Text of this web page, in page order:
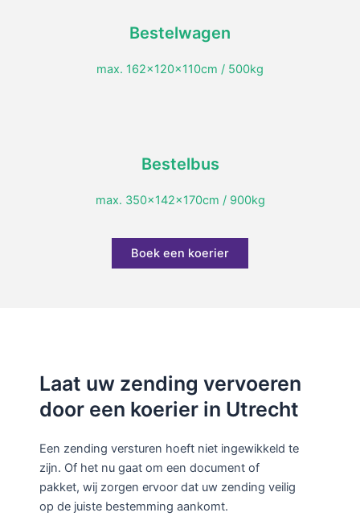
Bestelwagen
max. 162x120x110cm / 500kg
Bestelbus
max. 350x142x170cm / 900kg
Boek een koerier
Laat uw zending vervoeren
door een koerier in Utrecht
Een zending versturen hoeft niet ingewikkeld te
zijn. Of het nu gaat om een document of
pakket, wij zorgen ervoor dat uw zending veilig
op de juiste bestemming aankomt.